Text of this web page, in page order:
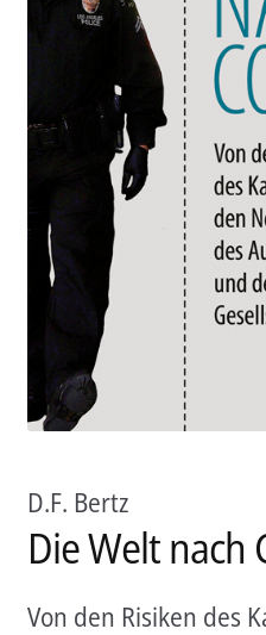
Aktuelles
Verlag
Handel
Service
Newsletter
D.F. Bertz
Die Welt nach
Von den Risiken des